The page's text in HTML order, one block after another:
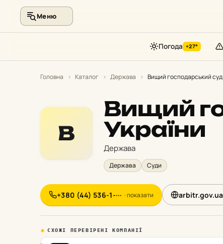
Меню
Погода +27°
Головна › Каталог › Держава › Вищий господарський суд
В
Вищий
України
Держава
Держава Суди
+380 (44) 536-1-··· · показати arbitr.gov.ua
СХОЖІ ПЕРЕВІРЕНІ КОМПАНІЇ